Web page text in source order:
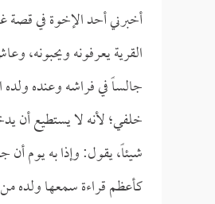
أخبرني أحد الإخوة في قصة
القرية يعرفونه ويحبونه،
جالساً في فراشه وعنده
خلفي؛ لأنه لا يستطيع أن
شيئاً، يقول: وإذا به يوم
كأعظم قراءة سمعها ولده